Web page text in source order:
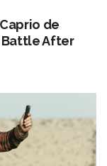
de
Battle After